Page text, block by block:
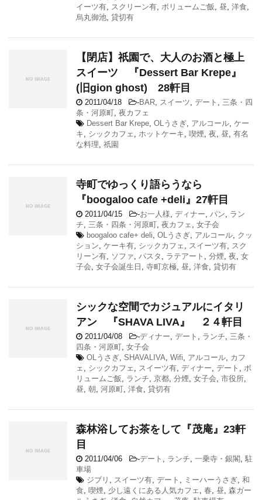
イーツ有, スクリーン有, ボリュームご飯, 昼, 洋食,
烏丸御池, 貸切有
【閉店】祇園で、大人のお酒と極上
スイーツ 『Dessert Bar Krepe』
(旧gion ghost) 28軒目
2011/04/18 -BAR, スイーツ, デート , 三条・四
条・河原町, 夜カフェ
Dessert Bar Krepe, OLうさぎ, アルコール, ケー
キ, シックカフェ , ホットケーキ, 喫煙, 夜, 昼, 有名
な料理, 祇園
寺町でゆっくり語らうなら
『boogaloo cafe +deli』27軒目
2011/04/15 -お一人様, ディナー, パン, ラン
チ, 三条・四条・河原町, 夜カフェ , 女子会
boogaloo cafe+ deli, OLうさぎ, アルコール, クッ
ション, ケーキ有, シックカフェ , スイーツ有, スク
リーン有, ソファ, パスタ , ラテアート , 分煙, 夜, 女
子会, 女子会誕生日 , 寺町京極, 昼, 洋食, 貸切有
シックな空間でカジュアルにイタリ
アン 『SHAVA LIVA』 ２４軒目
2011/04/08 -ディナー, デート , ランチ, 三条・
四条・河原町, 女子会
OLうさぎ, SHAVALIVA, Wifi, アルコール, カフ
ェ , シックカフェ , スイーツ有, ディナー, デート , ボ
リュームご飯, ランチ, 京都, 分煙, 女子会, 市役所,
昼, 朝, 河原町, 洋食, 貸切有
森林浴してお茶をして『茂庵』23軒
目
2011/04/06 -デート , ランチ, 一乗寺・銀閣, 駐
車場
ジブリ , スイーツ有, デート , ミーハーうさぎ, 和
食, 喫煙, 少し遠くにある人気カフェ , 春, 昼, 森ガー